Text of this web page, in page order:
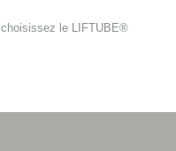
le LIFTUBE®